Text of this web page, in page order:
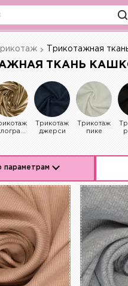
Трикотажная
ТКАНЬ
голограмма
Трикотаж
джерси
Трикотаж
пике
параметрам